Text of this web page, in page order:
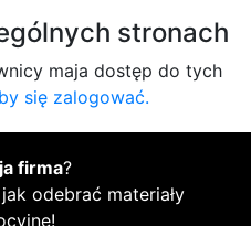
stronach
maja dostęp do tych
się zalogować.
firma?
odebrać materiały